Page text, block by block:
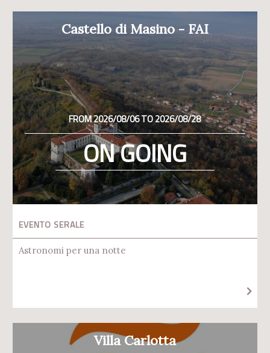
Castello di Masino - FAI
FROM 2026/08/06 TO 2026/08/28
ON GOING
EVENTO SERALE
Astronomi per una notte
Villa Carlotta